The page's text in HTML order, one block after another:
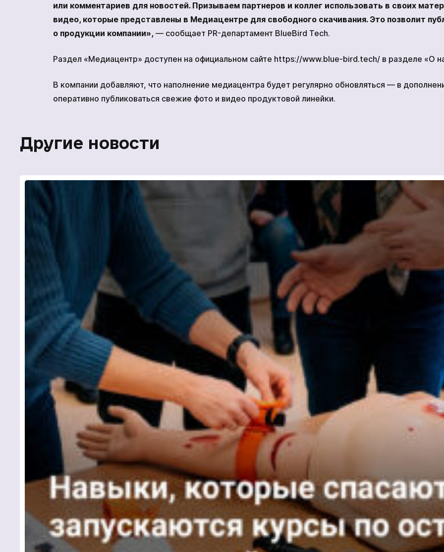
или комментариев для новостей. Призываем партнеров и коллег использовать в своих
видео, которые представлены в Медиацентре для свободного скачивания. Это позволит
о продукции компании», — сообщает PR-департамент BlueBird Tech.
Раздел «Медиацентр» доступен на официальном сайте https://www.blue-bird.tech/ в разделе «О
В компании добавляют, что наполнение медиацентра будет регулярно обновляться — в
оперативно публиковаться свежие фото и видео продуктовой линейки.
Другие новости
связаться с нами, нажав на
кнопку телефона.
номер
Ваш заказ принят
Ваша заявка прийнята